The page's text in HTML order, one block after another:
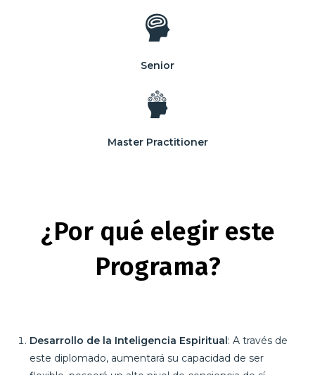
Senior
Master Practitioner
¿Por qué elegir este
Programa?
Desarrollo de la Inteligencia Espiritual: A través de
este diplomado, aumentará su capacidad de ser